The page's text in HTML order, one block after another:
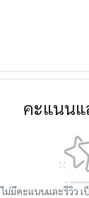
คะแนนแ
ม่มีคะแนนและรีวิว